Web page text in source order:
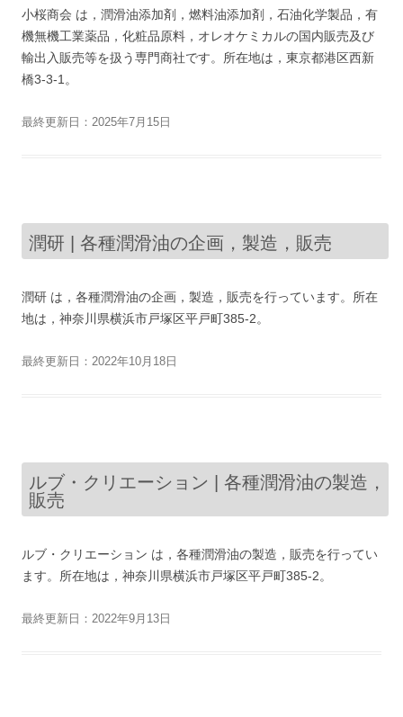
小桜商会 は，潤滑油添加剤，燃料油添加剤，石油化学製品，有
機無機工業薬品，化粧品原料，オレオケミカルの国内販売及び
輸出入販売等を扱う専門商社です。所在地は，東京都港区西新
橋3-3-1。
最終更新日：2025年7月15日
潤研 | 各種潤滑油の企画，製造，販売
潤研 は，各種潤滑油の企画，製造，販売を行っています。所在
地は，神奈川県横浜市戸塚区平戸町385-2。
最終更新日：2022年10月18日
ルブ・クリエーション | 各種潤滑油の製造，
販売
ルブ・クリエーション は，各種潤滑油の製造，販売を行ってい
ます。所在地は，神奈川県横浜市戸塚区平戸町385-2。
最終更新日：2022年9月13日